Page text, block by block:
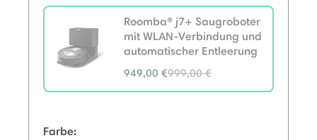
Roomba® j7+ Saugroboter
mit WLAN-Verbindung und
automatischer Entleerung
949,00 €Price reduced from
999,00 €
selected
Farbe: